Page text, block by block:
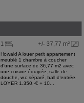
+/- 37,77 m²
1
Howald A louer petit appartement
meublé 1 chambre à coucher
d'une surface de 36,77 m2 avec
une cuisine équipée, salle de
douche, w.c séparé, hall d'entrée.
LOYER 1.350.-€ + 10...